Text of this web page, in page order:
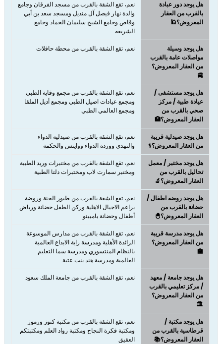
هل يوجد دور عبادة
بالقرب من العقار
المعروض؟🕌
نعم، تقع الشقة بالقرب من مسجد الفرقان وجامع
والدة نهار فيصل آل منديل ومسجد سعد بن أبي
وقاص وجامع الشيخ سليمان الحماد وجامع
الشريفه
هل يوجد وسيلة
مواصلات عامة بالقرب
من العقار المعروض؟
🚉
نعم، تقع الشقة بالقرب من محطة حافلات
هل يوجد مستشفى /
عيادة طبية / مركز
صحي بالقرب من
العقار المعروض؟🏥
نعم، تقع الشقة بالقرب من مجمع وقاية الطبي
ومجمع عيادات اصيل الطبي ومجمع أديل الملقا
ومجمع العالمي الطبي
هل يوجد صيدلية قريبة
من العقار المعروض؟⚕️
نعم، تقع الشقة بالقرب من صيدلية الدواء
والنهدي ووردة الدواء ووايتس والحكمة
هل يوجد مختبر / معمل
تحاليل بالقرب من
العقار المعروض؟🔬
نعم، تقع الشقة بالقرب من مختبرات وريد الطبية
ومختبر سمارت لاب ومختبرات دلتا الطبية
هل يوجد روضه اطفال /
حضانة بالقرب من
العقار المعروض؟🐣
نعم، تقع الشقة بالقرب من طيور الجنة وروضة
براعم الاجيال الاهلية وركن الطفل حضانة ورياض
أطفال وحضانة بامبينو
هل يوجد مدرسة قريبة
من العقار المعروض؟
🏫
نعم، تقع الشقة بالقرب من مدارس الموسوعة
الرائدة الأهلية ومدرسة راية الابداع العالمية
بالنظام المنتسوري ومدرسة سما التعليم
العالمية‎ ومدرسة هند بنت عتبة
هل يوجد جامعة / معهد
/ مركز تعليمي بالقرب
من العقار المعروض؟
🏛️
نعم، تقع الشقة بالقرب من جامعة الملك سعود
هل يوجد مكتبة /
قرطاسية بالقرب من
العقار المعروض؟📚
نعم، تقع الشقة بالقرب من مكتبة كنوز ورموز
ومكتبة فكرة النجاح ومكتبة رواد العلم ومكتبتكم
العقيق